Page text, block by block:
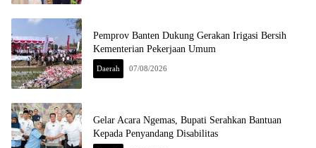
Pemprov Banten Dukung Gerakan Irigasi Bersih
Kementerian Pekerjaan Umum
Daerah 07/08/2026
Gelar Acara Ngemas, Bupati Serahkan Bantuan
Kepada Penyandang Disabilitas